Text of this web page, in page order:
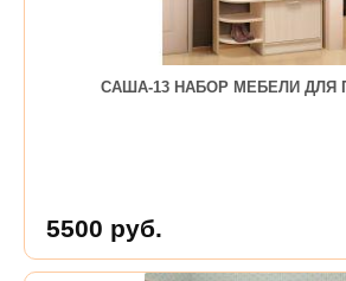
САША-13 НАБОР МЕБЕЛИ ДЛЯ
5500 руб.